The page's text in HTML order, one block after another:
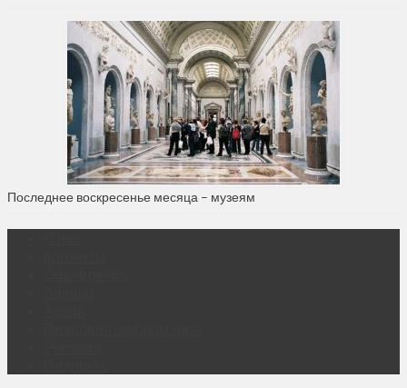
Последнее воскресенье месяца – музеям